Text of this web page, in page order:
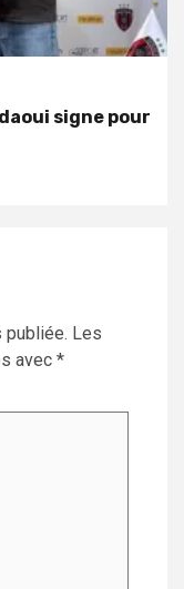
signe pour
publiée. Les
avec *